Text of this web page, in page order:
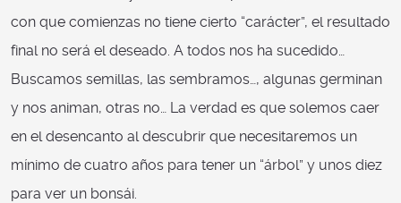
con que comienzas no tiene cierto “carácter”, el resultado
final no será el deseado. A todos nos ha sucedido…
Buscamos semillas, las sembramos…, algunas germinan
y nos animan, otras no… La verdad es que solemos caer
en el desencanto al descubrir que necesitaremos un
mínimo de cuatro años para tener un “árbol” y unos diez
para ver un bonsái.